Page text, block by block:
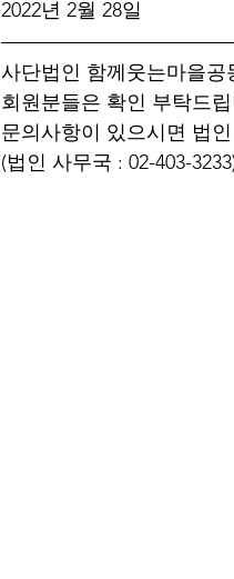
2022년 2월 28일
사단법인 함께웃는마을
회원분들은 확인 부탁드
문의사항이 있으시면 법
(법인 사무국 : 02-403-